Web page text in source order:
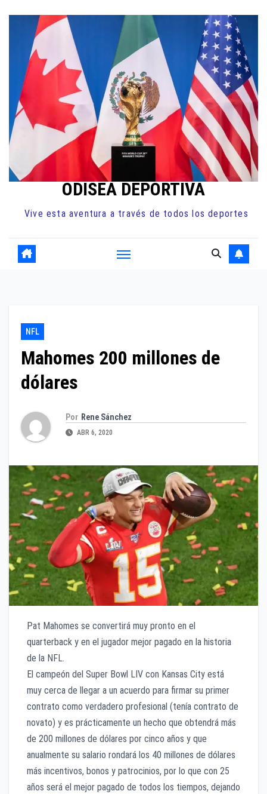
contenido
ODISEA DEPORTIVA
Vive esta aventura a través de todos los deportes
NFL
Mahomes 200 millones de
dólares
Por Rene Sánchez
ABR 6, 2020
Pat Mahomes se convertirá muy pronto en el
quarterback y en el jugador mejor pagado en la historia
de la NFL.
El campeón del Super Bowl LIV con Kansas City está
muy cerca de llegar a un acuerdo para firmar su primer
contrato como verdadero profesional (tenía contrato de
novato) y es prácticamente un hecho que obtendrá más
de 200 millones de dólares por cinco años y que
anualmente su salario rondará los 40 millones de dólares
más incentivos, bonos y patrocinios, por lo que con 25
años será el mejor pagado de todos los tiempos, dejando